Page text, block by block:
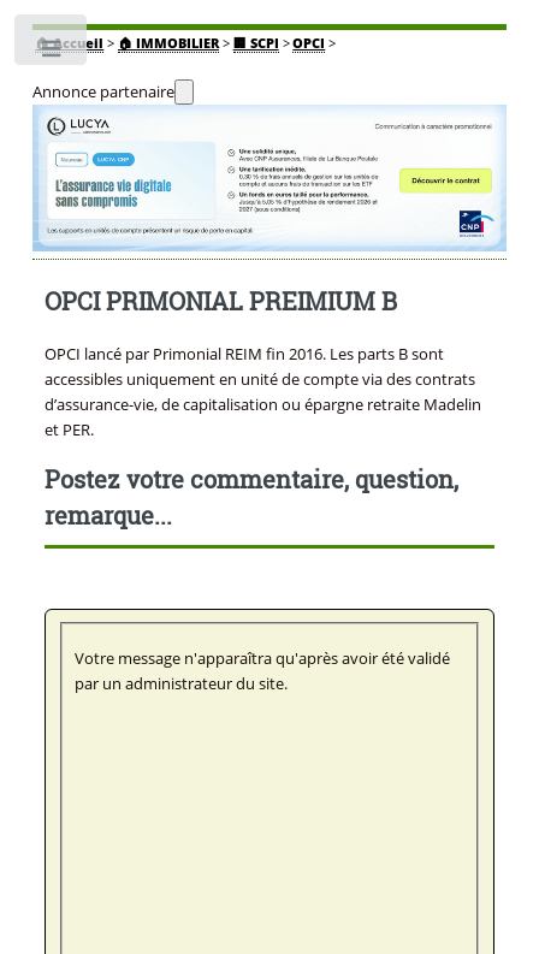
🏠Accueil > 🏠 IMMOBILIER> 🏢 SCPI >OPCI >
Annonce partenaire
OPCI PRIMONIAL PREIMIUM B
OPCI lancé par Primonial REIM fin 2016. Les parts B sont
accessibles uniquement en unité de compte via des contrats
d’assurance-vie, de capitalisation ou épargne retraite Madelin
et PER.
Postez votre commentaire, question,
remarque...
Votre message n'apparaîtra qu'après avoir été validé
par un administrateur du site.
Toggle